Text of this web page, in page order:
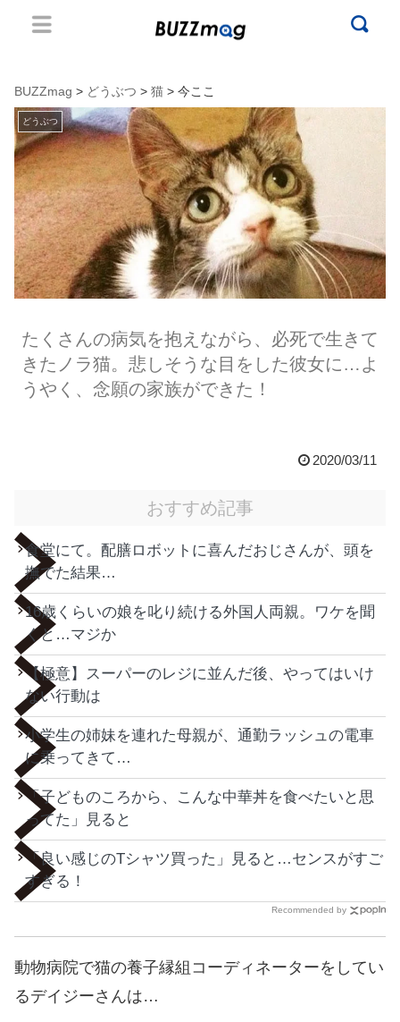
BUZZmag > どうぶつ > 猫 > 今ここ
どうぶつ
たくさんの病気を抱えながら、必死で生きて
きたノラ猫。悲しそうな目をした彼女に…よ
うやく、念願の家族ができた！
2020/03/11
おすすめ記事
食堂にて。配膳ロボットに喜んだおじさんが、頭を
撫でた結果…
16歳くらいの娘を叱り続ける外国人両親。ワケを聞
くと…マジか
【極意】スーパーのレジに並んだ後、やってはいけ
ない行動は
小学生の姉妹を連れた母親が、通勤ラッシュの電車
に乗ってきて…
「子どものころから、こんな中華丼を食べたいと思
ってた」見ると
「良い感じのTシャツ買った」見ると…センスがすご
すぎる！
Recommended by
動物病院で猫の養子縁組コーディネーターをしてい
るデイジーさんは…